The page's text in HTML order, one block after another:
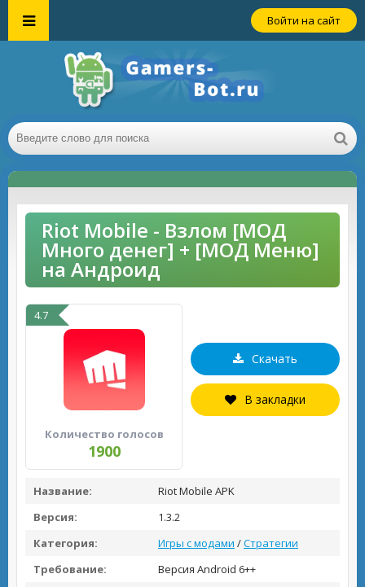
Войти на сайт
Riot Mobile - Взлом [МОД
Много денег] + [МОД Меню]
на Андроид
4.7
Количество голосов
1900
Скачать
В закладки
Название:
Riot Mobile APK
Версия:
1.3.2
Категория:
Игры с модами /Стратегии
Требование:
Версия Android 6++